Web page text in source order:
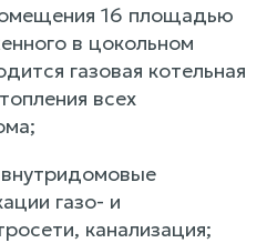
16 площадью
в цокольном
газовая котельная
всех
газо- и
канализация;